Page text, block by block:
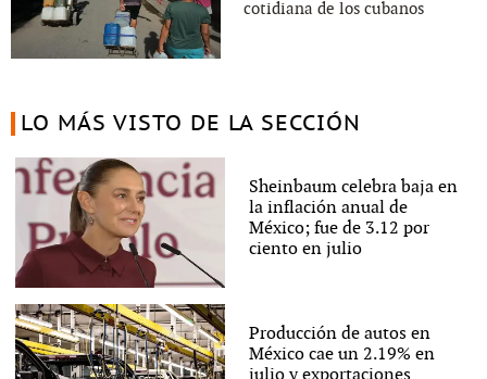
cotidiana de los cubanos
LO MÁS VISTO DE LA SECCIÓN
Sheinbaum celebra baja en
la inflación anual de
México; fue de 3.12 por
ciento en julio
Producción de autos en
México cae un 2.19% en